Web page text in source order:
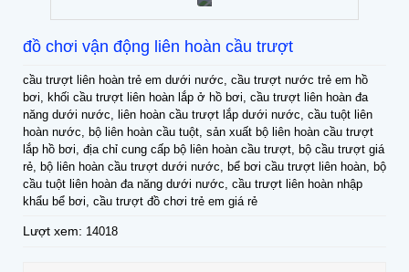
đồ chơi vận động liên hoàn cầu trượt
cầu trượt liên hoàn trẻ em dưới nước, cầu trượt nước trẻ em hồ
bơi, khối cầu trượt liên hoàn lắp ở hồ bơi, cầu trượt liên hoàn đa
năng dưới nước, liên hoàn cầu trượt lắp dưới nước, cầu tuột liên
hoàn nước, bộ liên hoàn cầu tuột, sản xuất bộ liên hoàn cầu trượt
lắp hồ bơi, địa chỉ cung cấp bộ liên hoàn cầu trượt, bộ cầu trượt giá
rẻ, bộ liên hoàn cầu trượt dưới nước, bể bơi cầu trượt liên hoàn, bộ
cầu tuột liên hoàn đa năng dưới nước, cầu trượt liên hoàn nhập
khẩu bể bơi, cầu trượt đồ chơi trẻ em giá rẻ
Lượt xem: 14018